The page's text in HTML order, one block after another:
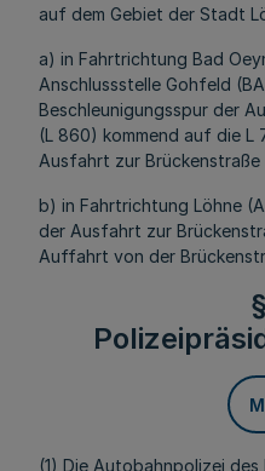
auf dem Gebiet der Stadt
a) in Fahrtrichtung Bad
Anschlussstelle Gohfeld
Beschleunigungsspur der
(L 860) kommend auf die L
Ausfahrt zur
b) in Fahrtrichtung Löhne
der Ausfahrt zur
Auffahrt von der
(1) Die Autobahnpolizei